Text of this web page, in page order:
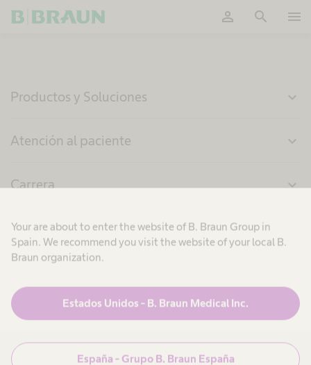
Your are about to enter the website of B. Braun Group in
Spain. We recommend you visit the website of your local B.
Braun organization.
Estados Unidos - B. Braun Medical Inc.
España - Grupo B. Braun España
person search menu
Productos y Soluciones expand_more
Atención al paciente expand_more
Carrera expand_more
Conócenos